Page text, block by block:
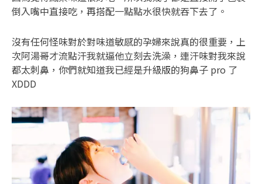
倒入嘴中直接吃，再搭配一點點水很快就吞下去了。
沒有任何怪味對於對味道敏感的孕婦來說真的很重要，上
次阿湯哥才流點汗我就逼他立刻去洗澡，連汗味對我來說
都太刺鼻，你們就知道我已經是升級版的狗鼻子 pro 了
XDDD